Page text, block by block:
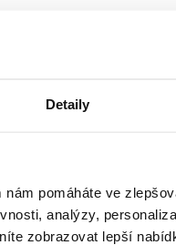
Detaily
pomáháte ve
analýzy,
zobrazovat lepší
domova (home office)
spolupráci, kde
ideální příležitost právě